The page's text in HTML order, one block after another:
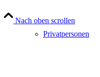
Privatpersonen
Nach oben scrollen